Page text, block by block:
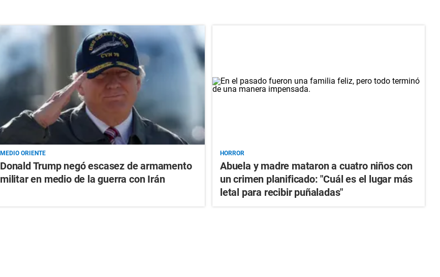
MEDIO ORIENTE
Donald Trump negó escasez de armamento
militar en medio de la guerra con Irán
HORROR
Abuela y madre mataron a cuatro niños con
un crimen planificado: "Cuál es el lugar más
letal para recibir puñaladas"